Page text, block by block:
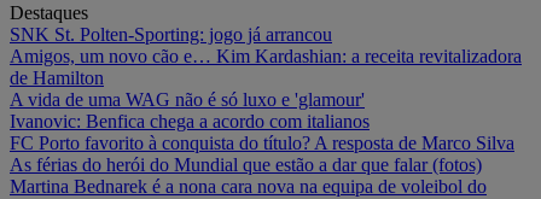
Destaques
SNK St. Polten-Sporting: jogo já arrancou
Amigos, um novo cão e… Kim Kardashian: a receita revitalizadora
de Hamilton
A vida de uma WAG não é só luxo e 'glamour'
Ivanovic: Benfica chega a acordo com italianos
FC Porto favorito à conquista do título? A resposta de Marco Silva
As férias do herói do Mundial que estão a dar que falar (fotos)
Martina Bednarek é a nona cara nova na equipa de voleibol do